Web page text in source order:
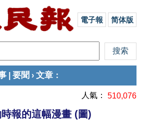
電子報 简体版
要聞 › 文章 ：
人氣： 510,076
報的這幅漫畫 (圖)